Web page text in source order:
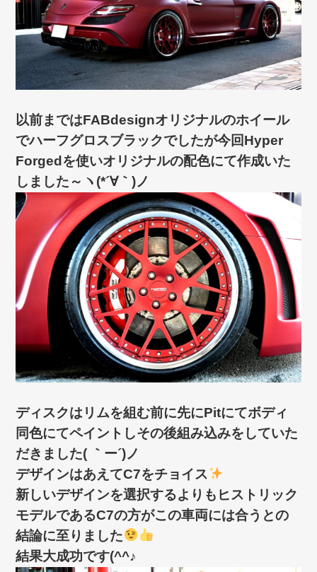
以前まではFABdesignオリジナルのホイール
でハーフグロスブラックでしたが今回Hyper
Forgedを使いオリジナルの配色にて作成いた
しました～ヽ(*´∀｀)ノ
ディスクはリムを組む前に先にPitにてボディ
同色にてペイントしその後組み込みをしていた
だきました( ｀ー´)ノ
デザインはあえてC7をチョイス
新しいデザインを選択するよりもヒストリック
モデルであるC7の方がこの車両には合うとの
結論に至りました
結果大成功です(^^♪